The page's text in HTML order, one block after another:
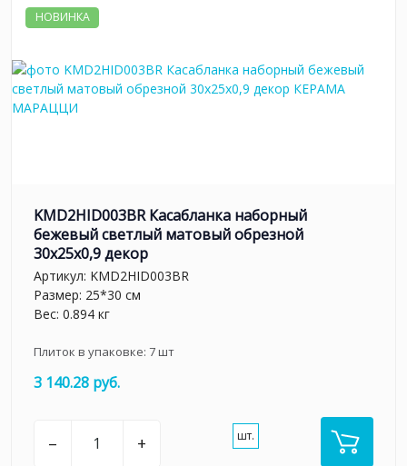
НОВИНКА
KMD2HID003BR Касабланка наборный
бежевый светлый матовый обрезной
30x25x0,9 декор
Артикул: KMD2HID003BR
Размер: 25*30 см
Вес: 0.894 кг
Плиток в упаковке: 7шт
3 140.28 руб.
– + шт.